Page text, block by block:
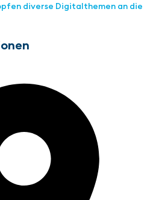
diverse Digitalthemen an die